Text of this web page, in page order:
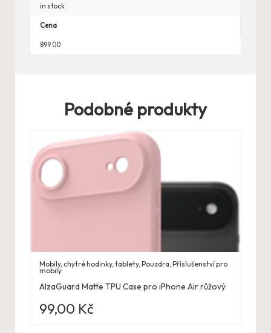
in stock
Cena
899.00
Podobné produkty
Mobily, chytré hodinky, tablety,Pouzdra,Příslušenství pro
mobily
AlzaGuard Matte TPU Case pro iPhone Air růžový
99,00 Kč